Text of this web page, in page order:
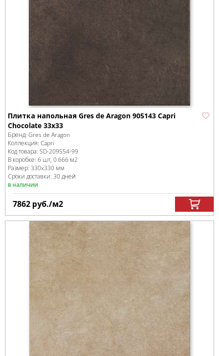
Плитка напольная Gres de Aragon 905143 Capri
Chocolate 33x33
Бренд: Gres de Aragon
Коллекция: Capri
Код товара: SD-209554-99
В коробке: 6 шт, 0.666 м2
Размер: 330x330 мм
Сроки доставки: 30 дней
в наличии
7862 руб./м2